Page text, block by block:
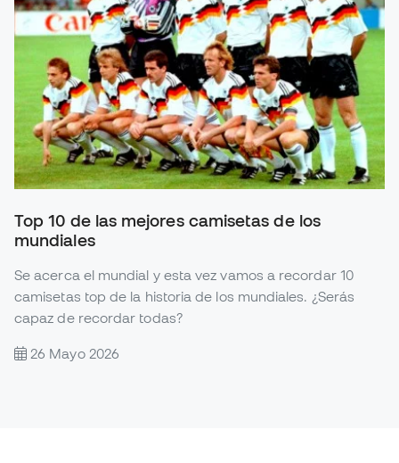
Top 10 de las mejores camisetas de los
mundiales
Se acerca el mundial y esta vez vamos a recordar 10
camisetas top de la historia de los mundiales. ¿Serás
capaz de recordar todas?
26 Mayo 2026